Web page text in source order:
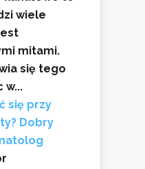
wiele
mitami.
się tego
w...
się przy
Dobry